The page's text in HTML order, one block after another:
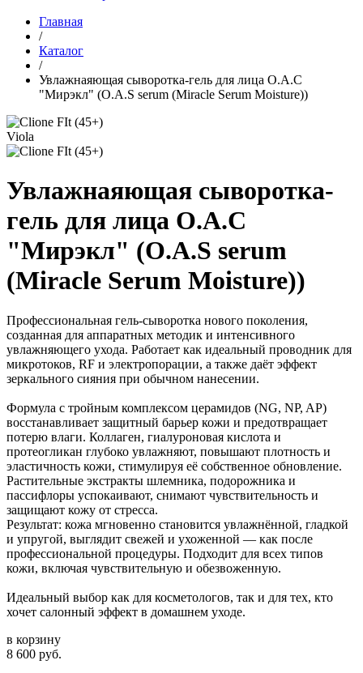
Главная
/
Каталог
/
Увлажнаяющая сыворотка-гель для лица O.A.С
"Мирэкл" (O.A.S serum (Miracle Serum Moisture))
Viola
Увлажнаяющая сыворотка-
гель для лица O.A.С
"Мирэкл" (O.A.S serum
(Miracle Serum Moisture))
Профессиональная гель-сыворотка нового поколения,
созданная для аппаратных методик и интенсивного
увлажняющего ухода. Работает как идеальный проводник для
микротоков, RF и электропорации, а также даёт эффект
зеркального сияния при обычном нанесении.
Формула с тройным комплексом церамидов (NG, NP, AP)
восстанавливает защитный барьер кожи и предотвращает
потерю влаги. Коллаген, гиалуроновая кислота и
протеогликан глубоко увлажняют, повышают плотность и
эластичность кожи, стимулируя её собственное обновление.
Растительные экстракты шлемника, подорожника и
пассифлоры успокаивают, снимают чувствительность и
защищают кожу от стресса.
Результат: кожа мгновенно становится увлажнённой, гладкой
и упругой, выглядит свежей и ухоженной — как после
профессиональной процедуры. Подходит для всех типов
кожи, включая чувствительную и обезвоженную.
Идеальный выбор как для косметологов, так и для тех, кто
хочет салонный эффект в домашнем уходе.
в корзину
8 600 руб.